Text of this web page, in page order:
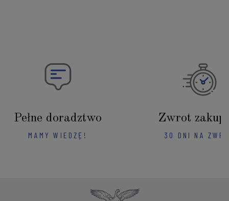
Pełne doradztwo
MAMY WIEDZĘ!
Zwrot
30 DNI NA